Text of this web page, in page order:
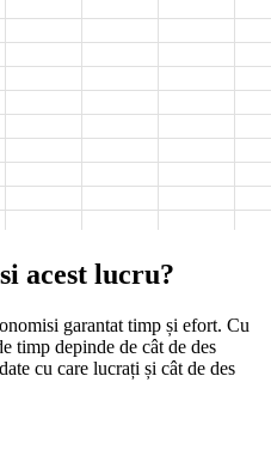
acest lucru?
garantat timp și efort. Cu
timp depinde de cât de des
cu care lucrați și cât de des